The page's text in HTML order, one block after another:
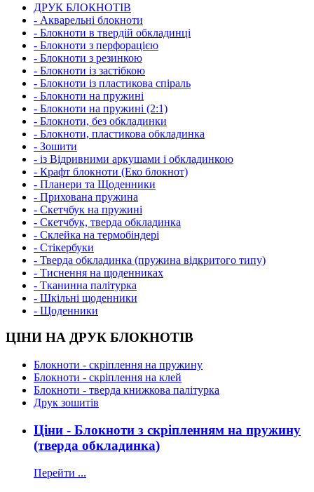
ДРУК БЛОКНОТІВ
- Акварельні блокноти
- Блокноти в твердій обкладинці
- Блокноти з перфорацією
- Блокноти з резинкою
- Блокноти із застібкою
- Блокноти із пластикова спіраль
- Блокноти на пружині
- Блокноти на пружині (2:1)
- Блокноти, без обкладинки
- Блокноти, пластикова обкладинка
- Зошити
- із Відривними аркушами і обкладинкою
- Крафт блокноти (Еко блокнот)
- Планери та Щоденники
- Прихована пружина
- Скетчбук на пружині
- Скетчбук, тверда обкладинка
- Склейка на термобіндері
- Стікербуки
- Тверда обкладинка (пружина відкритого типу)
- Тиснення на щоденниках
- Тканинна палітурка
- Шкільні щоденники
- Щоденники
ЦІНИ НА ДРУК БЛОКНОТІВ
Блокноти - скріплення на пружину
Блокноти - скріплення на клей
Блокноти - тверда книжкова палітурка
Друк зошитів
Ціни - Блокноти з скріпленням на пружину
(тверда обкладинка)
Перейти ...